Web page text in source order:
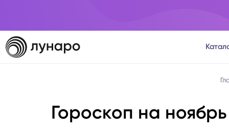
Гороскоп на